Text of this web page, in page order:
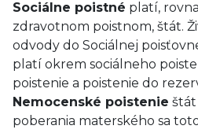
Sociálne poistné platí,
zdravotnom poistnom, štát.
odvody do Sociálnej
platí okrem sociálneho
poistenie a poistenie do
Nemocenské poistenie
poberania materského sa